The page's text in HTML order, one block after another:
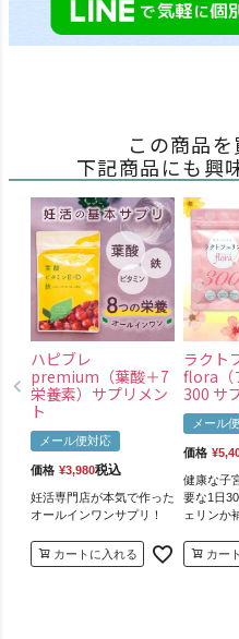
この商品を
下記商品にも興
ハピブレ
premium（葉酸＋7
栄養素）サプリメン
ト
メール便対応
価格 ¥3,980税込
妊活専門店が本気で作った
オールインワンサプリ！
カートに入れる
ラクト
flora（
300 サ
メール
価格 ¥
健康な子
要な1日
ェリンか
カー